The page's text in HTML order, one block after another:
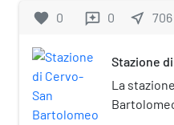
favorite 0 reviews 0 near_me 706
Stazione
La